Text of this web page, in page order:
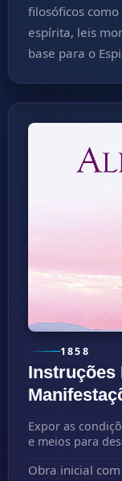
filosóficos
espírita, leis
base para o
1858
Instruções
Expor as
e meios para
Obra inicial